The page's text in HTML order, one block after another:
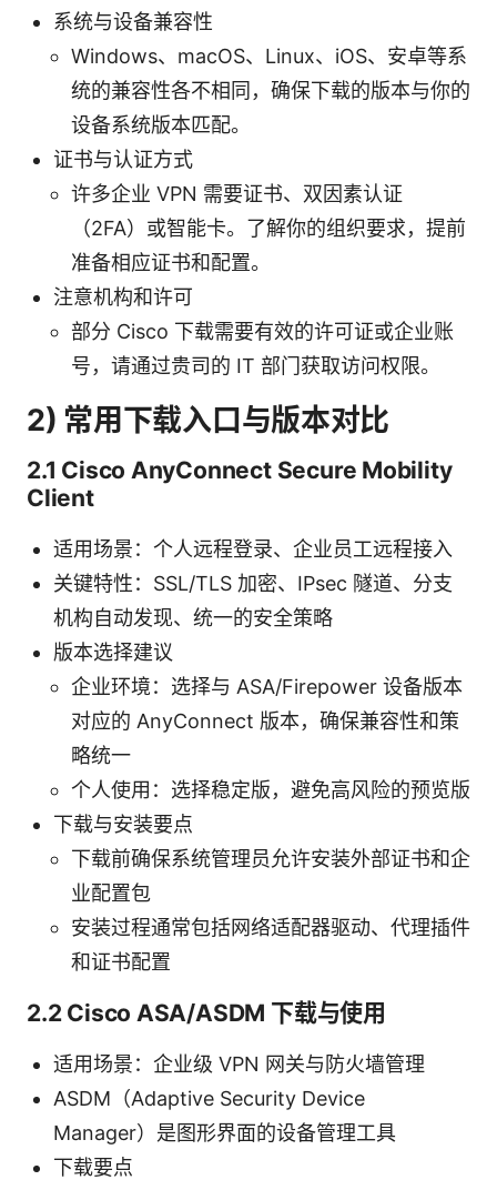
系统与设备兼容性
Windows、macOS、Linux、iOS、安卓等系
统的兼容性各不相同，确保下载的版本与你的
设备系统版本匹配。
证书与认证方式
许多企业 VPN 需要证书、双因素认证
（2FA）或智能卡。了解你的组织要求，提前
准备相应证书和配置。
注意机构和许可
部分 Cisco 下载需要有效的许可证或企业账
号，请通过贵司的 IT 部门获取访问权限。
2) 常用下载入口与版本对比
2.1 Cisco AnyConnect Secure Mobility
Client
适用场景：个人远程登录、企业员工远程接入
关键特性：SSL/TLS 加密、IPsec 隧道、分支
机构自动发现、统一的安全策略
版本选择建议
企业环境：选择与 ASA/Firepower 设备版本
对应的 AnyConnect 版本，确保兼容性和策
略统一
个人使用：选择稳定版，避免高风险的预览版
下载与安装要点
下载前确保系统管理员允许安装外部证书和企
业配置包
安装过程通常包括网络适配器驱动、代理插件
和证书配置
2.2 Cisco ASA/ASDM 下载与使用
适用场景：企业级 VPN 网关与防火墙管理
ASDM（Adaptive Security Device
Manager）是图形界面的设备管理工具
下载要点